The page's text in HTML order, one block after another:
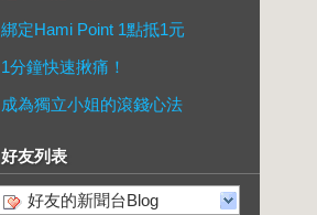
綁定Hami Point 1點抵1元
1分鐘快速揪痛！
成為獨立小姐的滾錢心法
好友列表
好友的新聞台Blog